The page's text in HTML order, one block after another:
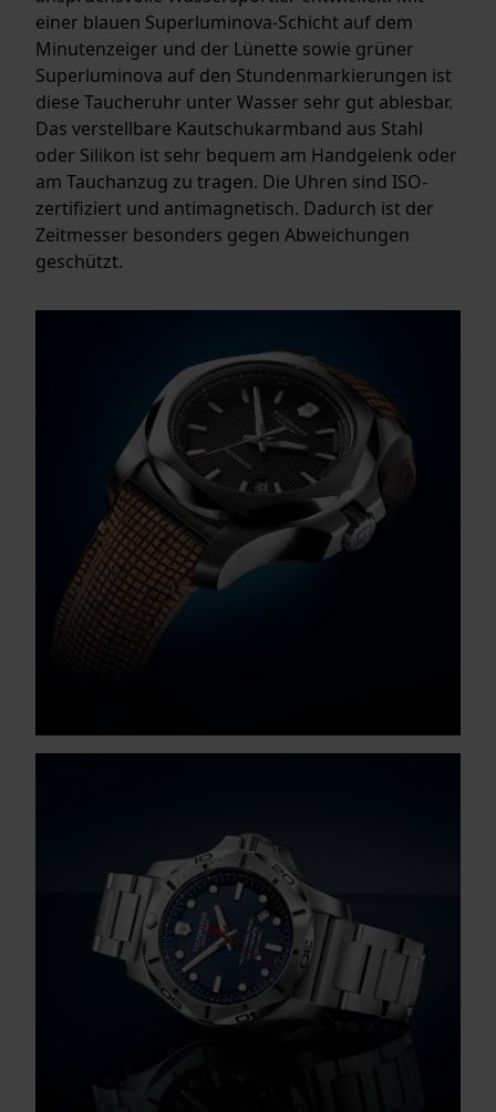
einer blauen Superluminova-Schicht auf dem
Minutenzeiger und der Lünette sowie grüner
Superluminova auf den Stundenmarkierungen ist
diese Taucheruhr unter Wasser sehr gut ablesbar.
Das verstellbare Kautschukarmband aus Stahl
oder Silikon ist sehr bequem am Handgelenk oder
am Tauchanzug zu tragen. Die Uhren sind ISO-
zertifiziert und antimagnetisch. Dadurch ist der
Zeitmesser besonders gegen Abweichungen
geschützt.